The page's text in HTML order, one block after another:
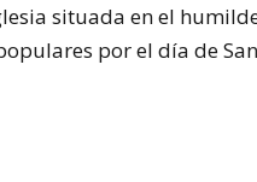
situada en el
por el día de